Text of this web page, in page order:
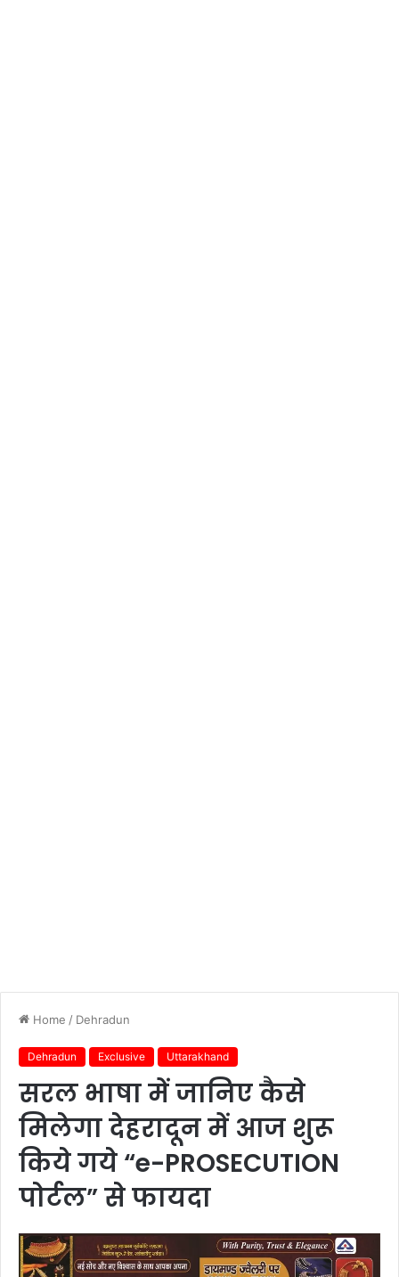
Home / Dehradun
Dehradun Exclusive Uttarakhand
सरल भाषा में जानिए कैसे
मिलेगा देहरादून में आज शुरू
किये गये “e-PROSECUTION
पोर्टल” से फायदा